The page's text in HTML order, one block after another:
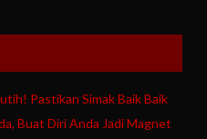
Pastikan Simak Baik Baik
Buat Diri Anda Jadi Magnet